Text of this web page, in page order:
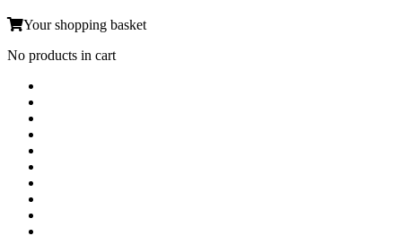
Your shopping basket
No products in cart